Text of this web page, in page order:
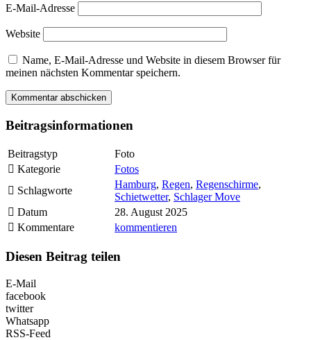
E-Mail-Adresse
Website
Name, E-Mail-Adresse und Website in diesem Browser für
meinen nächsten Kommentar speichern.
Beitragsinformationen
Beitragstyp
Foto
Kategorie
Fotos
Schlagworte
Hamburg, Regen, Regenschirme,
Schietwetter, Schlager Move
Datum
28. August 2025
Kommentare
kommentieren
Diesen Beitrag teilen
E-Mail
facebook
twitter
Whatsapp
RSS-Feed